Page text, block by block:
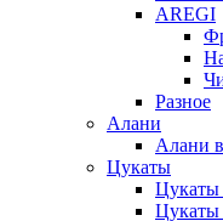
AREGI
Разное
Алани
Алани
Цукаты
Цукаты